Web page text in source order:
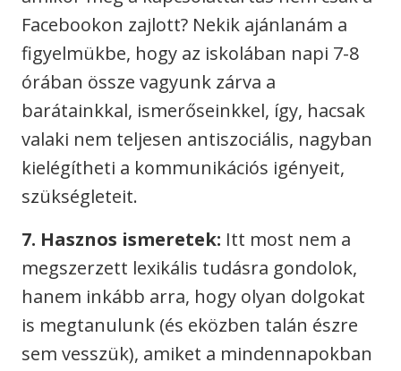
Facebookon zajlott? Nekik ajánlanám a
figyelmükbe, hogy az iskolában napi 7-8
órában össze vagyunk zárva a
barátainkkal, ismerőseinkkel, így, hacsak
valaki nem teljesen antiszociális, nagyban
kielégítheti a kommunikációs igényeit,
szükségleteit.
7. Hasznos ismeretek: Itt most nem a
megszerzett lexikális tudásra gondolok,
hanem inkább arra, hogy olyan dolgokat
is megtanulunk (és eközben talán észre
sem vesszük), amiket a mindennapokban